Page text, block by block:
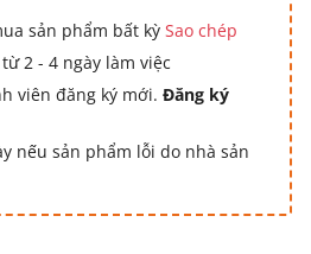
sản phẩm bất kỳ Sao chép
2 - 4 ngày làm việc
viên đăng ký mới. Đăng ký
nếu sản phẩm lỗi do nhà sản